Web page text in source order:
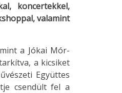
koncertekkel,
valamint
a Jókai Mór-
a kicsiket
Együttes
csendült fel a